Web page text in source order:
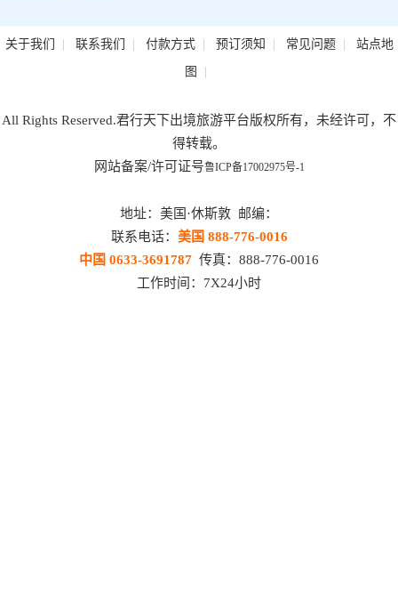
关于我们 | 联系我们 | 付款方式| 预订须知 | 常见问题| 站点地
图 |
All Rights Reserved.君行天下出境旅游平台版权所有，未经许可，不
得转载。
网站备案/许可证号鲁ICP备17002975号-1
地址：美国·休斯敦 邮编：
联系电话： 美国 888-776-0016
中国 0633-3691787 传真：888-776-0016
工作时间：7X24小时